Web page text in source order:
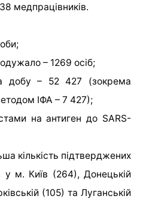
медпрацівників.
– 1269 осіб;
добу – 52 427 (зокрема
ІФА – 7 427);
на антиген до SARS-
кількість підтверджених
у м. Київ (264), Донецькій
(105) та Луганській